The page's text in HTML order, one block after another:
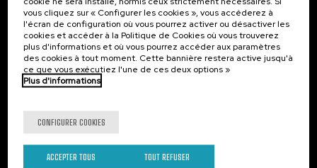
Paseo de Miraconcha, 48
20007 Donostia / San Sebastián
Gipuzkoa, Spain
Contactez-nous!
Suivez-nous
vous cliquez sur « Configurer les cookies », vous accéderez à
l'écran de configuration où vous pourrez activer ou désactiver les
cookies et accéder à la Politique de Cookies où vous trouverez
plus d'informations et où vous pourrez accéder aux paramètres
des cookies à tout moment. Cette bannière restera active jusqu'à
ce que vous exécutiez l'une de ces deux options »
Plus d'informations
CONFIGURER COOKIES
TOUT REFUSER
ACCEPTER TOUS